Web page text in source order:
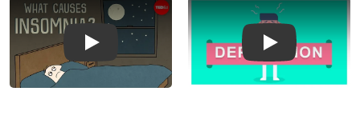
Play Play